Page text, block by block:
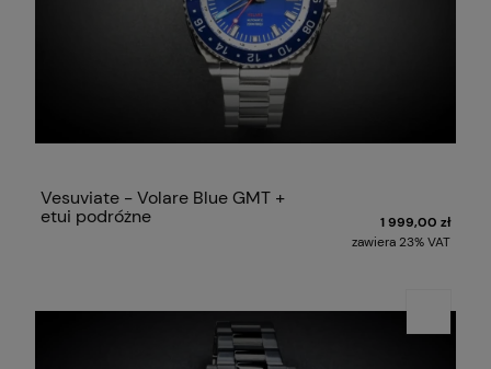
Vesuviate - Volare Blue GMT +
etui podróżne
1 999,00 zł
zawiera 23% VAT